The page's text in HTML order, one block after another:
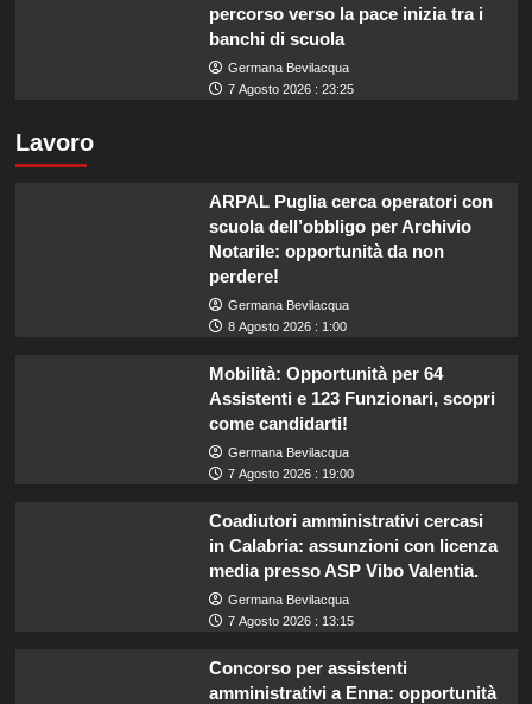
percorso verso la pace inizia tra i
banchi di scuola
Germana Bevilacqua
7 Agosto 2026 : 23:25
Lavoro
ARPAL Puglia cerca operatori con
scuola dell’obbligo per Archivio
Notarile: opportunità da non
perdere!
Germana Bevilacqua
8 Agosto 2026 : 1:00
Mobilità: Opportunità per 64
Assistenti e 123 Funzionari, scopri
come candidarti!
Germana Bevilacqua
7 Agosto 2026 : 19:00
Coadiutori amministrativi cercasi
in Calabria: assunzioni con licenza
media presso ASP Vibo Valentia.
Germana Bevilacqua
7 Agosto 2026 : 13:15
Concorso per assistenti
amministrativi a Enna: opportunità